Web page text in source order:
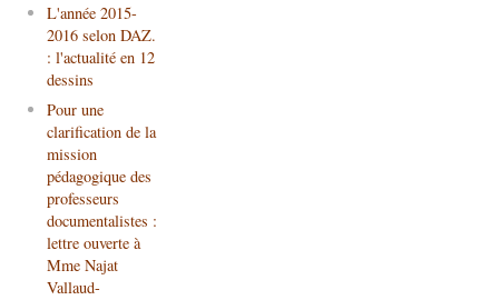
L'année 2015-
2016 selon DAZ.
: l'actualité en 12
dessins
Pour une
clarification de la
mission
pédagogique des
professeurs
documentalistes :
lettre ouverte à
Mme Najat
Vallaud-